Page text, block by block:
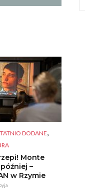
DODANE,
Monte
–
w Rzymie